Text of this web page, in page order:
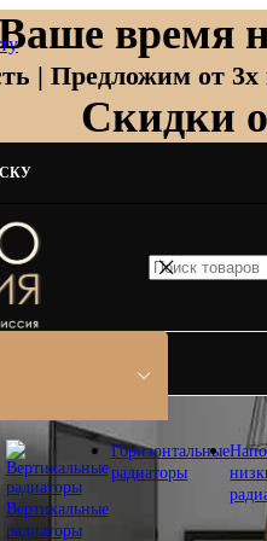
время
| Предложим от
Скидки
Вертикальные
радиаторы
Горизонтальные
радиаторы